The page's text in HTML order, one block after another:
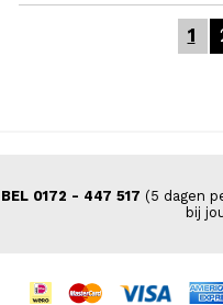
1
BEL 0172 - 447 517 (5 dagen
bij